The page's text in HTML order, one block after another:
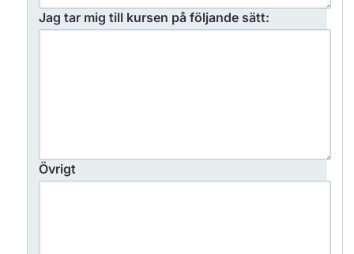
Jag tar mig till kursen på följande sätt:
Övrigt